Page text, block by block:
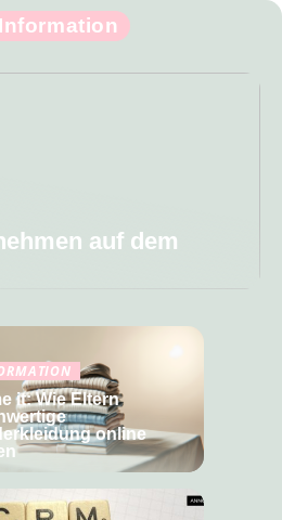
Information
auf dem
it: Wie Eltern
online